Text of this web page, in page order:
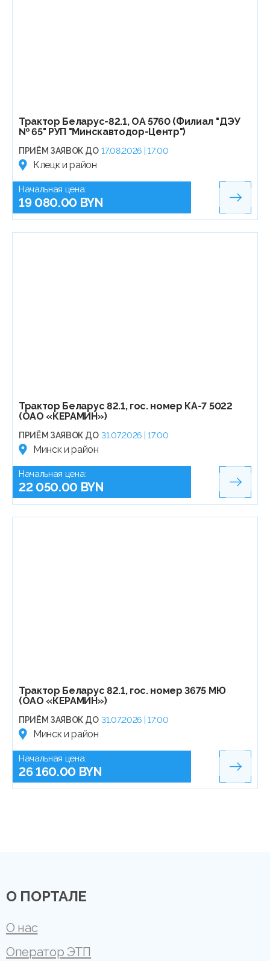
Трактор Беларус-82.1, ОА 5760 (Филиал "ДЭУ
№ 65" РУП "Минскавтодор-Центр")
ПРИЁМ ЗАЯВОК ДО 17.08.2026 | 17:00
Клецк и район
Начальная цена:
19 080.00 BYN
Трактор Беларус 82.1, гос. номер КА-7 5022
(ОАО «КЕРАМИН»)
ПРИЁМ ЗАЯВОК ДО 31.07.2026 | 17:00
Минск и район
Начальная цена:
22 050.00 BYN
Трактор Беларус 82.1, гос. номер 3675 МЮ
(ОАО «КЕРАМИН»)
ПРИЁМ ЗАЯВОК ДО 31.07.2026 | 17:00
Минск и район
Начальная цена:
26 160.00 BYN
О ПОРТАЛЕ
О нас
Оператор ЭТП